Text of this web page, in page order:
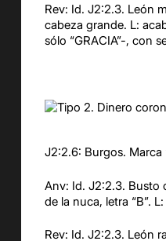
Rev: Id. J2:2.3. León
cabeza grande. L:
sólo “GRACIA”-, con
J2:2.6: Burgos. Marca
Anv: Id. J2:2.3. Busto
de la nuca, letra “B”.
Rev: Id. J2:2.3. León